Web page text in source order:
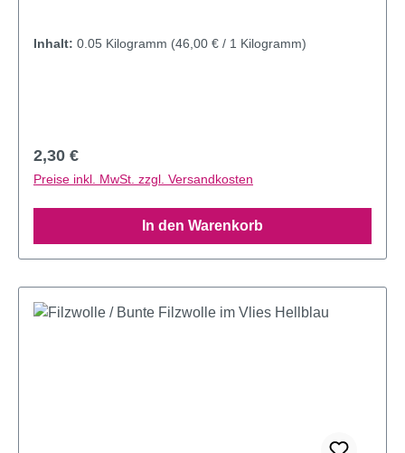
Inhalt: 0.05 Kilogramm (46,00 € / 1 Kilogramm)
Regulärer Preis:
2,30 €
Preise inkl. MwSt. zzgl. Versandkosten
In den Warenkorb